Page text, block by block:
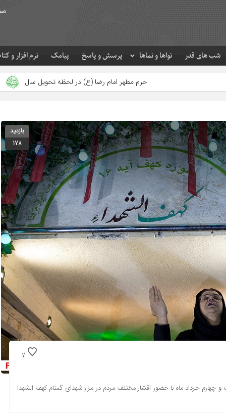
شب های قدر نواها و نماها پرسش و پاسخ پیامک نرم افزار و
حرم مطهر امام رضا (ع) در لحظه تحویل سال مصرف زکات فطره در
بازدید
178
7
چهارم خرداد ماه با حضور اقشار مختلف مردم در مزار شهدای گمنام کهف الشهدا